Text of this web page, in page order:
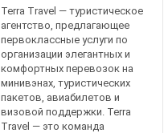
Terra Travel — туристическое
агентство, предлагающее
первоклассные услуги по
организации элегантных и
комфортных перевозок на
минивэнах, туристических
пакетов, авиабилетов и
визовой поддержки. Terra
Travel — это команда